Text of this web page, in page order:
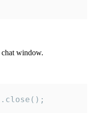
window.